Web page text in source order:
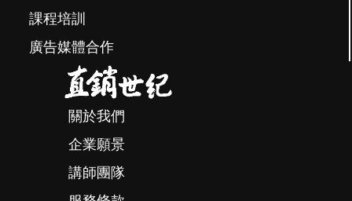
課程培訓
廣告媒體合作
關於我們
企業願景
講師團隊